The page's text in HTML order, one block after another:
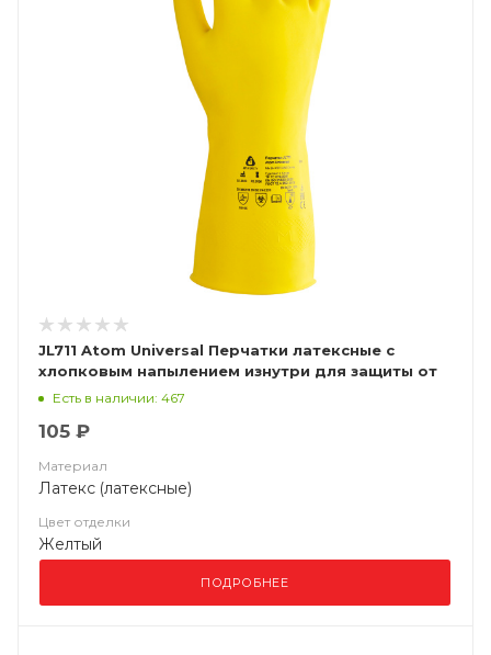
JL711 Atom Universal Перчатки латексные с
хлопковым напылением изнутри для защиты от
хим.воздействий
Есть в наличии: 467
105 ₽
Материал
Латекс (латексные)
Цвет отделки
Желтый
ПОДРОБНЕЕ